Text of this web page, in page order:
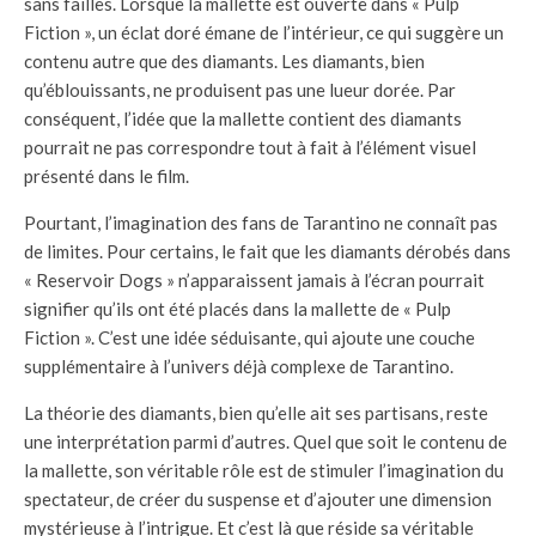
Fiction », un éclat doré émane de l’intérieur, ce qui suggère un
contenu autre que des diamants. Les diamants, bien
qu’éblouissants, ne produisent pas une lueur dorée. Par
conséquent, l’idée que la mallette contient des diamants
pourrait ne pas correspondre tout à fait à l’élément visuel
présenté dans le film.
Pourtant, l’imagination des fans de Tarantino ne connaît pas
de limites. Pour certains, le fait que les diamants dérobés dans
« Reservoir Dogs » n’apparaissent jamais à l’écran pourrait
signifier qu’ils ont été placés dans la mallette de « Pulp
Fiction ». C’est une idée séduisante, qui ajoute une couche
supplémentaire à l’univers déjà complexe de Tarantino.
La théorie des diamants, bien qu’elle ait ses partisans, reste
une interprétation parmi d’autres. Quel que soit le contenu de
la mallette, son véritable rôle est de stimuler l’imagination du
spectateur, de créer du suspense et d’ajouter une dimension
mystérieuse à l’intrigue. Et c’est là que réside sa véritable